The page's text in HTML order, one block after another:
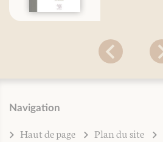
Navigation
Haut de page Plan du site